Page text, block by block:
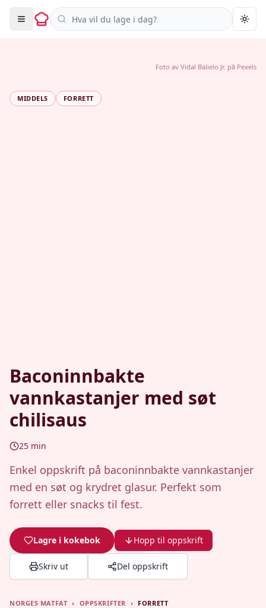
Søk i oppskrifter
MIDDELS FORRETT
Baconinnbakte
vannkastanjer med søt
chilisaus
25 min
Enkel oppskrift på baconinnbakte vannkastanjer
med en søt og krydret glasur. Perfekt som
forrett eller snacks til fest.
Lagre i kokebok Hopp til oppskrift
Skriv ut Del oppskrift
Foto av Vidal Balielo Jr. på Pexels
NORGES MATFAT › OPPSKRIFTER › FORRETT